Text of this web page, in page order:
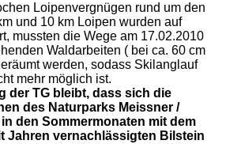
Loipenvergnügen rund um den
und 10 km Loipen wurden auf
mussten die Wege am 17.02.2010
Waldarbeiten ( bei ca. 60 cm
werden, sodass Skilanglauf
mehr möglich ist.
der TG bleibt, dass sich die
des Naturparks Meissner /
den Sommermonaten mit dem
Jahren vernachlässigten Bilstein